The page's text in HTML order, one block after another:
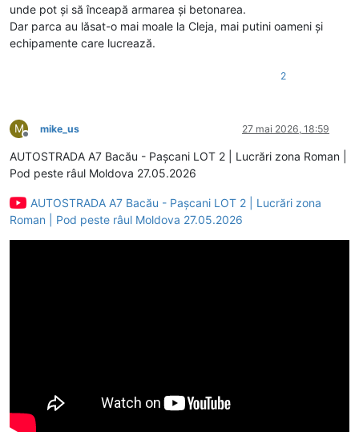
unde pot și să înceapă armarea și betonarea.
Dar parca au lăsat-o mai moale la Cleja, mai putini oameni și
echipamente care lucrează.
2
M
Deconectat
mike_us 27 mai 2026, 18:59
AUTOSTRADA A7 Bacău - Pașcani LOT 2 | Lucrări zona Roman |
Pod peste râul Moldova 27.05.2026
AUTOSTRADA A7 Bacău - Pașcani LOT 2 | Lucrări zona
Roman | Pod peste râul Moldova 27.05.2026